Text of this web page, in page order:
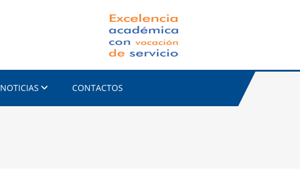
NOTICIAS CONTACTOS